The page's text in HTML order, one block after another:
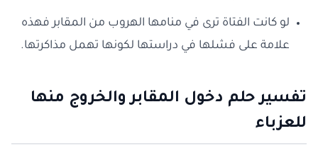
لو كانت الفتاة ترى في منامها الهروب من المقابر فهذه
علامة على فشلها في دراستها لكونها تهمل مذاكرتها.
تفسير حلم دخول المقابر والخروج منها
للعزباء